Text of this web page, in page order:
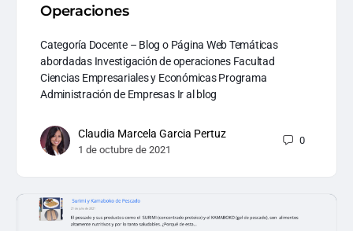
Operaciones
Categoría Docente – Blog o Página Web Temáticas
abordadas Investigación de operaciones Facultad
Ciencias Empresariales y Económicas Programa
Administración de Empresas Ir al blog
Claudia Marcela Garcia Pertuz
1 de octubre de 2021
0